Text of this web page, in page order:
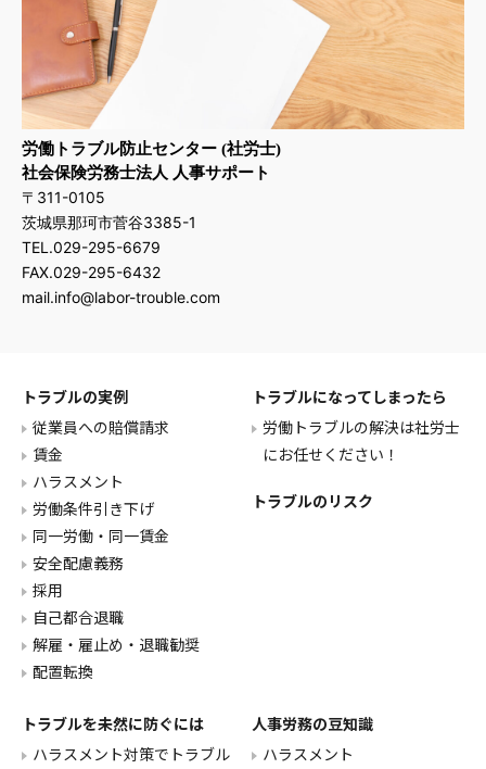
就職差別で賠償問題に
ハラスメントとは
安全配慮義務とは
解雇予告についての基礎知識
解雇制限、解雇禁止
整理解雇の4要素とは
解雇の種類
リスキリング（Reskilling）とは
外国人労働者の安全配慮義務
労働トラブル防止センター (社労士)
社会保険労務士法人 人事サポート
〒311-0105
茨城県那珂市菅谷3385-1
TEL.029-295-6679
FAX.029-295-6432
mail.info@labor-trouble.com
トラブルの実例
従業員への賠償請求
賃金
ハラスメント
労働条件引き下げ
同一労働・同一賃金
安全配慮義務
採用
自己都合退職
解雇・雇止め・退職勧奨
配置転換
トラブルになってしまったら
労働トラブルの解決は社労士
にお任せください！
トラブルのリスク
トラブルを未然に防ぐには
ハラスメント対策でトラブル
人事労務の豆知識
ハラスメント